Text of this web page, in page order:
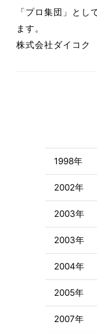
「プロ集団」とし
ます。
株式会社ダイコ
1998年
2002年
2003年
2003年
2004年
2005年
2007年